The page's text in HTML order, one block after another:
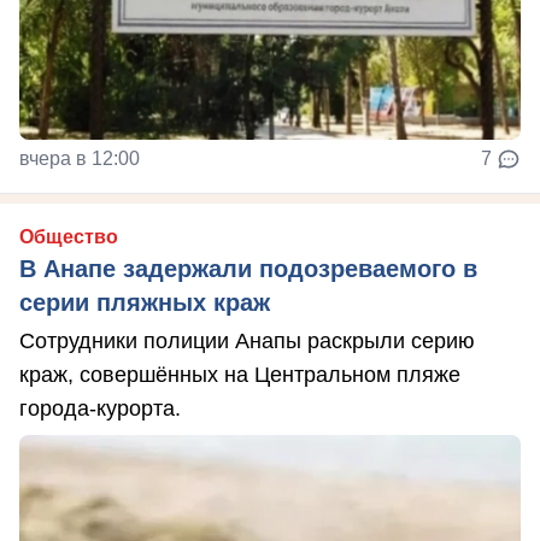
вчера в 12:00 7
Общество
В Анапе задержали подозреваемого в
серии пляжных краж
Сотрудники полиции Анапы раскрыли серию
краж, совершённых на Центральном пляже
города-курорта.